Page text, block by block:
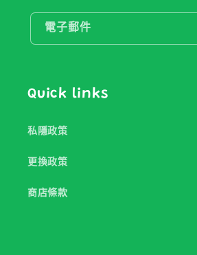
電子郵件
Quick links
私隱政策
更換政策
商店條款